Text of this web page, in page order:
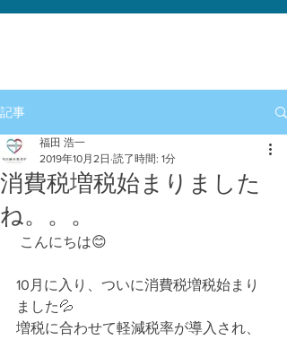
記事
消費税増税始まりました
ね。。。
福田 浩一
2019年10月2日 読了時間: 1分
こんにちは😊
10月に入り、ついに消費税増税始まり
ました💦
増税に合わせて軽減税率が導入され、